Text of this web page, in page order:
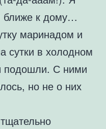
ближе к дому…
маринадом и
сутки в холодном
подошли. С ними
но не о них